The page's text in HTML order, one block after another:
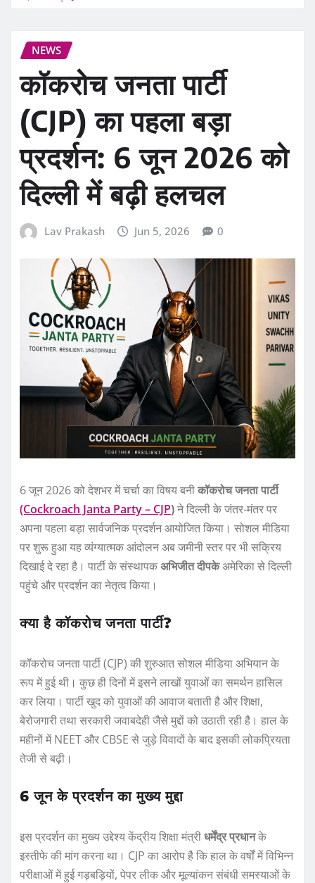
NEWS
कॉकरोच जनता पार्टी
(CJP) का पहला बड़ा
प्रदर्शन: 6 जून 2026 को
दिल्ली में बढ़ी हलचल
Lav Prakash Jun 5, 2026 0
6 जून 2026 को देशभर में चर्चा का विषय बनीकॉकरोच जनता पार्टी
(Cockroach Janta Party – CJP)ने दिल्ली के जंतर-मंतर पर
अपना पहला बड़ा सार्वजनिक प्रदर्शन आयोजित किया। सोशल मीडिया
पर शुरू हुआ यह व्यंग्यात्मक आंदोलन अब जमीनी स्तर पर भी सक्रिय
दिखाई दे रहा है। पार्टी के संस्थापकअभिजीत दीपकेअमेरिका से दिल्ली
पहुंचे और प्रदर्शन का नेतृत्व किया।
क्या है कॉकरोच जनता पार्टी?
कॉकरोच जनता पार्टी (CJP) की शुरुआत सोशल मीडिया अभियान के
रूप में हुई थी। कुछ ही दिनों में इसने लाखों युवाओं का समर्थन हासिल
कर लिया। पार्टी खुद को युवाओं की आवाज बताती है और शिक्षा,
बेरोजगारी तथा सरकारी जवाबदेही जैसे मुद्दों को उठाती रही है। हाल के
महीनों में NEET और CBSE से जुड़े विवादों के बाद इसकी लोकप्रियता
तेजी से बढ़ी।
6 जून के प्रदर्शन का मुख्य मुद्दा
इस प्रदर्शन का मुख्य उद्देश्य केंद्रीय शिक्षा मंत्रीधर्मेंद्र प्रधानके
इस्तीफे की मांग करना था। CJP का आरोप है कि हाल के वर्षों में विभिन्न
परीक्षाओं में हुई गड़बड़ियों, पेपर लीक और मूल्यांकन संबंधी समस्याओं के